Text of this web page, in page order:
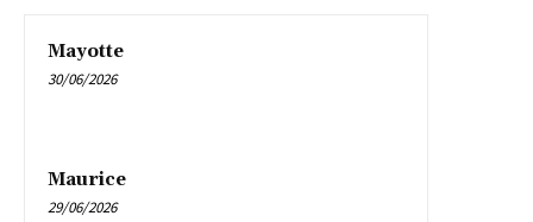
Mayotte
30/06/2026
Maurice
29/06/2026